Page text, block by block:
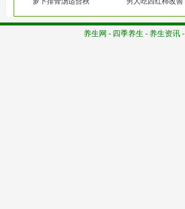
养生网 - 四季养生 - 养生资讯 -